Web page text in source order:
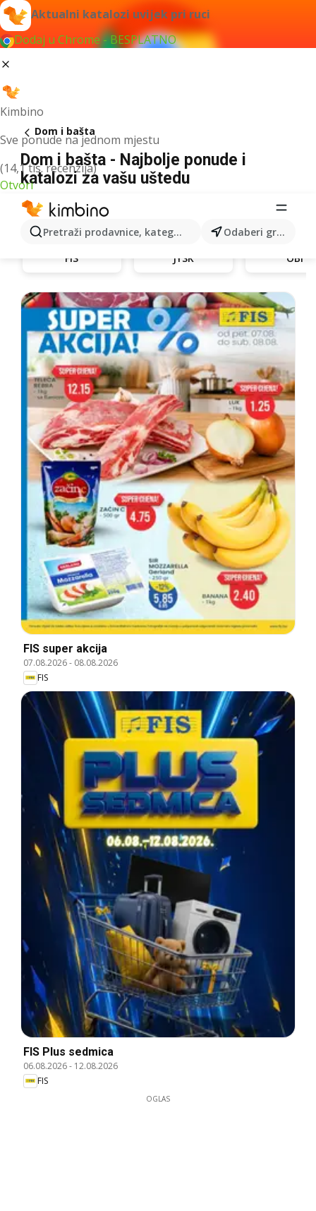
Aktualni katalozi uvijek pri ruci
Dodaj u Chrome - BESPLATNO
Kimbino
Sve ponude na jednom mjestu
(14,1 tis. recenzija)
Otvori
Pretraži prodavnice, kategorije, proizvode... Odaberi grad
Dom i bašta
Dom i bašta - Najbolje ponude i
katalozi za vašu uštedu
FIS JYSK OBI
FIS super akcija
07.08.2026- 08.08.2026
FIS
FIS Plus sedmica
06.08.2026- 12.08.2026
FIS
OGLAS